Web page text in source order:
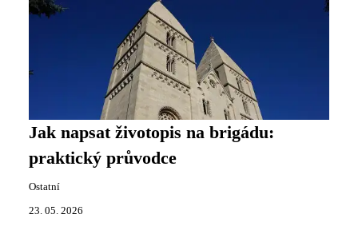
Jak napsat životopis na brigádu:
praktický průvodce
Ostatní
23. 05. 2026